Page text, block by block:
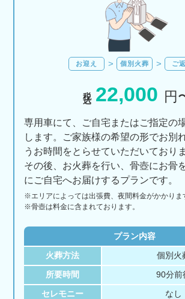
お迎え 個別火葬 ご
22,000 円
専用車にて、ご自宅またはご指定の
します。ご家族様の希望の形でお別
うお時間をとらせていただいており
その後、お火葬を行い、骨壺にお骨
にご自宅へお届けするプランです。
※エリアによっては出張費、夜間料金がかかりま
※骨壺は料金に含まれております。
プラン内容
火葬方法 個別火
所要時間 90分前
セレモニー なし